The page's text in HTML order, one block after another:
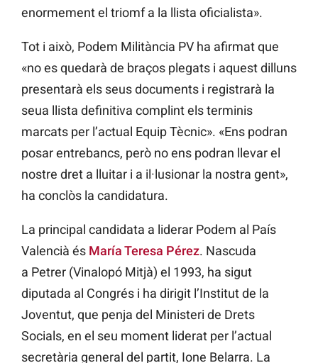
enormement el triomf a la llista oficialista».
Tot i això, Podem Militància PV ha afirmat que
«no es quedarà de braços plegats i aquest dilluns
presentarà els seus documents i registrarà la
seua llista definitiva complint els terminis
marcats per l’actual Equip Tècnic». «Ens podran
posar entrebancs, però no ens podran llevar el
nostre dret a lluitar i a il·lusionar la nostra gent»,
ha conclòs la candidatura.
La principal candidata a liderar Podem al País
Valencià és María Teresa Pérez. Nascuda
a Petrer (Vinalopó Mitjà) el 1993, ha sigut
diputada al Congrés i ha dirigit l’Institut de la
Joventut, que penja del Ministeri de Drets
Socials, en el seu moment liderat per l’actual
secretària general del partit, Ione Belarra. La